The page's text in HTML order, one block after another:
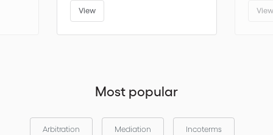
View
Most popular
Arbitration Mediation Incoterms